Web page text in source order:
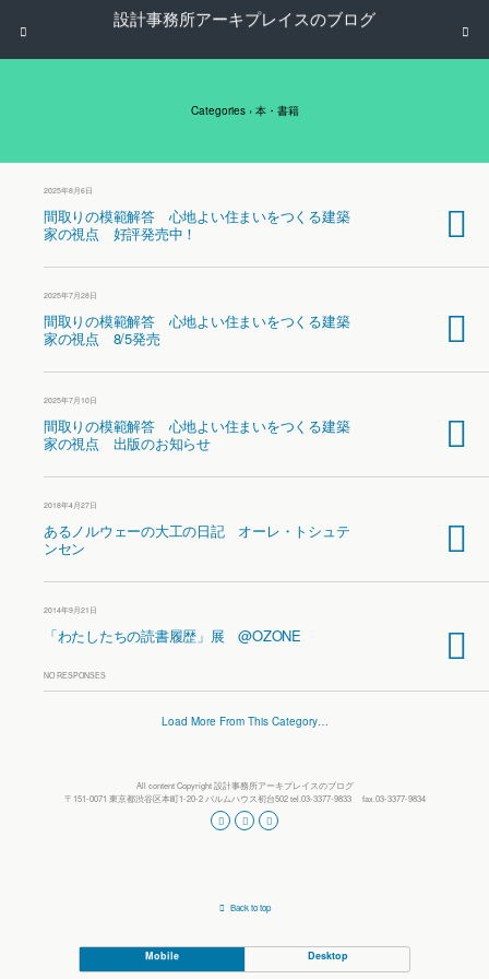
設計事務所アーキプレイスのブログ
Categories ›本・書籍
2025年8月6日
間取りの模範解答 心地よい住まいをつくる建築
家の視点 好評発売中！
2025年7月28日
間取りの模範解答 心地よい住まいをつくる建築
家の視点 8/5発売
2025年7月10日
間取りの模範解答 心地よい住まいをつくる建築
家の視点 出版のお知らせ
2018年4月27日
あるノルウェーの大工の日記 オーレ・トシュテ
ンセン
2014年9月21日
「わたしたちの読書履歴」展 @OZONE
NO RESPONSES
Load More From This Category…
All content Copyright 設計事務所アーキプレイスのブログ
〒151-0071 東京都渋谷区本町1-20-2 パルムハウス初台502 tel.03-3377-9833 fax.03-3377-9834
Back to top
Mobile Desktop